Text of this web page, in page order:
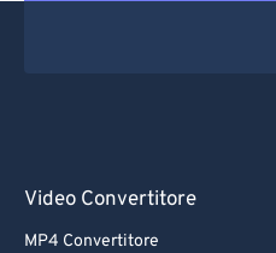
Video Convertitore
MP4 Convertitore